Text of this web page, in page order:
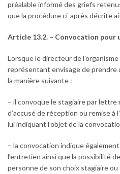
préalable informé des griefs
que la procédure ci-après décrite
Article 13.2. – Convocation pour
Lorsque le directeur de
représentant envisage de prendre
la manière suivante :
– il convoque le stagiaire par lettre
d’accusé de réception ou remise à
lui indiquant l’objet de la
– la convocation indique
l’entretien ainsi que la possibilité́
personne de son choix stagiaire ou